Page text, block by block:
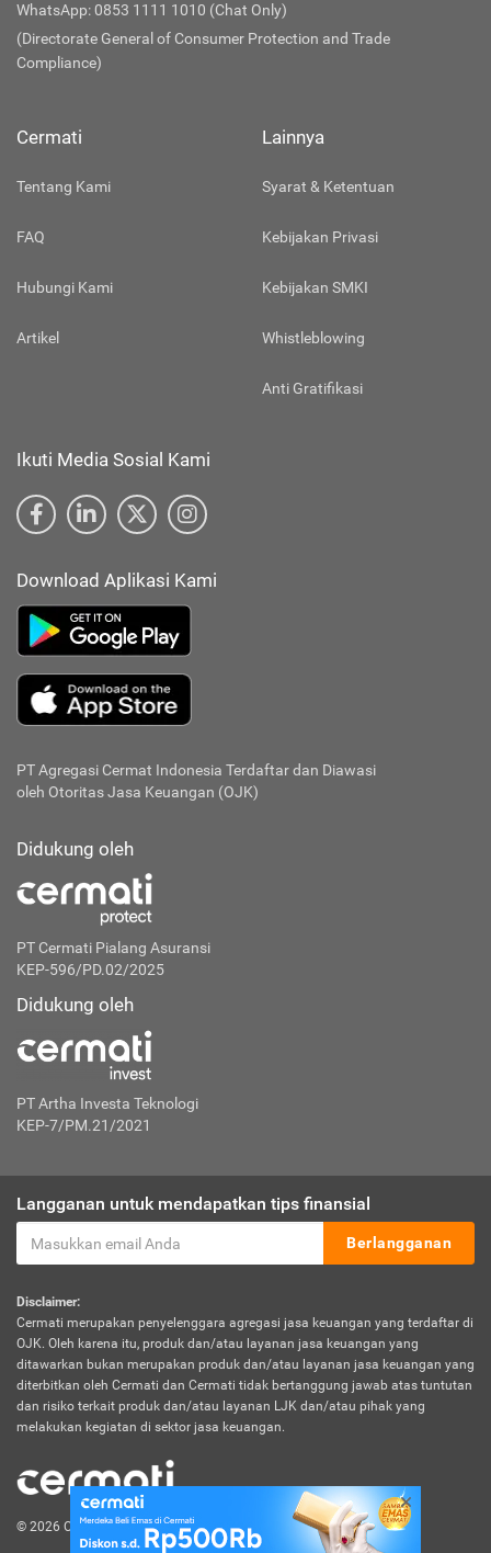
WhatsApp: 0853 1111 1010 (Chat Only)
(Directorate General of Consumer Protection and Trade
Compliance)
Cermati
Tentang Kami
FAQ
Hubungi Kami
Artikel
Lainnya
Syarat & Ketentuan
Kebijakan Privasi
Kebijakan SMKI
Whistleblowing
Anti Gratifikasi
Ikuti Media Sosial Kami
Download Aplikasi Kami
PT Agregasi Cermat Indonesia Terdaftar dan Diawasi
oleh Otoritas Jasa Keuangan (OJK)
Didukung oleh
PT Cermati Pialang Asuransi
KEP-596/PD.02/2025
Didukung oleh
PT Artha Investa Teknologi
KEP-7/PM.21/2021
Langganan untuk mendapatkan tips finansial
Berlangganan
Disclaimer:
Cermati merupakan penyelenggara agregasi jasa keuangan yang terdaftar di
OJK. Oleh karena itu, produk dan/atau layanan jasa keuangan yang
ditawarkan bukan merupakan produk dan/atau layanan jasa keuangan yang
diterbitkan oleh Cermati dan Cermati tidak bertanggung jawab atas tuntutan
dan risiko terkait produk dan/atau layanan LJK dan/atau pihak yang
melakukan kegiatan di sektor jasa keuangan.
© 2026 Cermati. All Rights Reserved.